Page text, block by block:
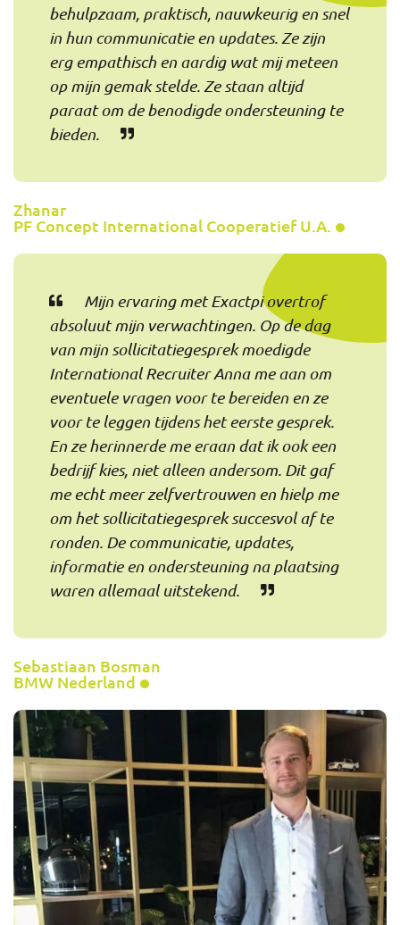
behulpzaam, praktisch, nauwkeurig en snel
in hun communicatie en updates. Ze zijn
erg empathisch en aardig wat mij meteen
op mijn gemak stelde. Ze staan altijd
paraat om de benodigde ondersteuning te
bieden.
Zhanar
PF Concept International Cooperatief U.A.
Mijn ervaring met Exactpi overtrof
absoluut mijn verwachtingen. Op de dag
van mijn sollicitatiegesprek moedigde
International Recruiter Anna me aan om
eventuele vragen voor te bereiden en ze
voor te leggen tijdens het eerste gesprek.
En ze herinnerde me eraan dat ik ook een
bedrijf kies, niet alleen andersom. Dit gaf
me echt meer zelfvertrouwen en hielp me
om het sollicitatiegesprek succesvol af te
ronden. De communicatie, updates,
informatie en ondersteuning na plaatsing
waren allemaal uitstekend.
Sebastiaan Bosman
BMW Nederland